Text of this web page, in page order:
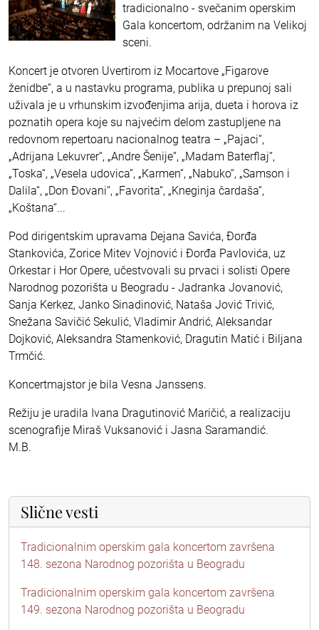
tradicionalno - svečanim operskim
Gala koncertom, održanim na Velikoj
sceni.
Koncert je otvoren Uvertirom iz Mocartove „Figarove
ženidbe“, a u nastavku programa, publika u prepunoj sali
uživala je u vrhunskim izvođenjima arija, dueta i horova iz
poznatih opera koje su najvećim delom zastupljene na
redovnom repertoaru nacionalnog teatra – „Pajaci“,
„Adrijana Lekuvrer“, „Andre Šenije“, „Madam Baterflaj“,
„Toska“, „Vesela udovica“, „Karmen“, „Nabuko“, „Samson i
Dalila“, „Don Đovani“, „Favorita“, „Kneginja čardaša“,
„Koštana“...
Pod dirigentskim upravama Dejana Savića, Đorđa
Stankovića, Zorice Mitev Vojnović i Đorđa Pavlovića, uz
Orkestar i Hor Opere, učestvovali su prvaci i solisti Opere
Narodnog pozorišta u Beogradu - Jadranka Jovanović,
Sanja Kerkez, Janko Sinadinović, Nataša Jović Trivić,
Snežana Savičić Sekulić, Vladimir Andrić, Aleksandar
Dojković, Aleksandra Stamenković, Dragutin Matić i Biljana
Trmčić.
Koncertmajstor je bila Vesna Janssens.
Režiju je uradila Ivana Dragutinović Maričić, a realizaciju
scenografije Miraš Vuksanović i Jasna Saramandić.
M.B.
Slične vesti
Tradicionalnim operskim gala koncertom završena
148. sezona Narodnog pozorišta u Beogradu
Tradicionalnim operskim gala koncertom završena
149. sezona Narodnog pozorišta u Beogradu